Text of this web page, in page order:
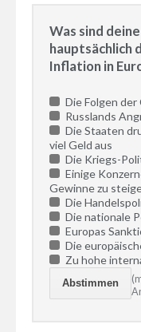
Was sind
hauptsächlich
Inflation in
Die Folgen
Russlands
Die Staaten
viel Geld aus
Die Kriegs-
Einige
Gewinne zu
Die
Die nationale
Europas
Die
Zu hohe